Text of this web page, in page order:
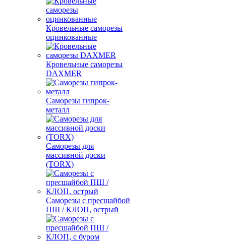
Кровельные саморезы
оцинкованные
Кровельные саморезы
DAXMER
Саморезы гипрок-
металл
Саморезы для
массивной доски
(TORX)
Саморезы с пресшайбой
ПШ / КЛОП, острый